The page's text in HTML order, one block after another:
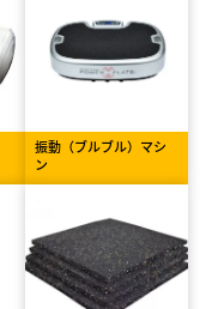
振動（ブルブル）マシ
ン